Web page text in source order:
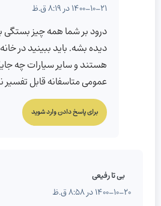
1400-10-21 در 8:19 ق.ظ
درود بر شما همه چیز بستگی
هستند و سایر سیارات چه
عمومی متاسفانه قابل
برای پاسخ دادن وارد شوید
بی تا رفیعی
1400-10-20 در 8:58 ق.ظ